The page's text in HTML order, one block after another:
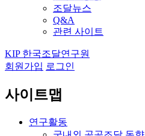
조달뉴스
Q&A
관련 사이트
KIP 한국조달연구원
회원가입 로그인
사이트맵
연구활동